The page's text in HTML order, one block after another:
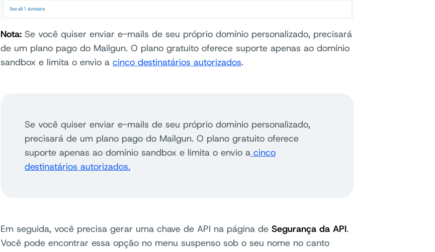
Nota: Se você quiser enviar e-mails de seu próprio domínio personalizado, precisará
de um plano pago do Mailgun. O plano gratuito oferece suporte apenas ao domínio
sandbox e limita o envio a cinco destinatários autorizados.
Se você quiser enviar e-mails de seu próprio domínio personalizado,
precisará de um plano pago do Mailgun. O plano gratuito oferece
suporte apenas ao domínio sandbox e limita o envio a cinco
destinatários autorizados.
Em seguida, você precisa gerar uma chave de API na página de Segurança da API.
Você pode encontrar essa opção no menu suspenso sob o seu nome no canto